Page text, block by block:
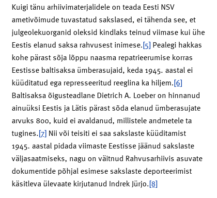
Kuigi tänu arhiivimaterjalidele on teada Eesti NSV
ametivõimude tuvastatud sakslased, ei tähenda see, et
julgeolekuorganid oleksid kindlaks teinud viimase kui ühe
Eestis elanud saksa rahvusest inimese.[5] Pealegi hakkas
kohe pärast sõja lõppu naasma repatrieerumise korras
Eestisse baltisaksa ümberasujaid, keda 1945. aastal ei
küüditatud ega represseeritud reeglina ka hiljem.[6]
Baltisaksa õigusteadlane Dietrich A. Loeber on hinnanud
ainuüksi Eestis ja Lätis pärast sõda elanud ümberasujate
arvuks 800, kuid ei avaldanud, millistele andmetele ta
tugines.[7] Nii või teisiti ei saa sakslaste küüditamist
1945. aastal pidada viimaste Eestisse jäänud sakslaste
väljasaatmiseks, nagu on väitnud Rahvusarhiivis asuvate
dokumentide põhjal esimese sakslaste deporteerimist
käsitleva ülevaate kirjutanud Indrek Jürjo.[8]